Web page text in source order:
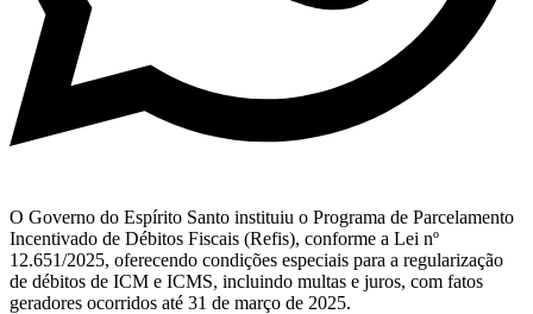
O Governo do Espírito Santo instituiu o Programa de Parcelamento
Incentivado de Débitos Fiscais (Refis), conforme a Lei nº
12.651/2025, oferecendo condições especiais para a regularização
de débitos de ICM e ICMS, incluindo multas e juros, com fatos
geradores ocorridos até 31 de março de 2025.